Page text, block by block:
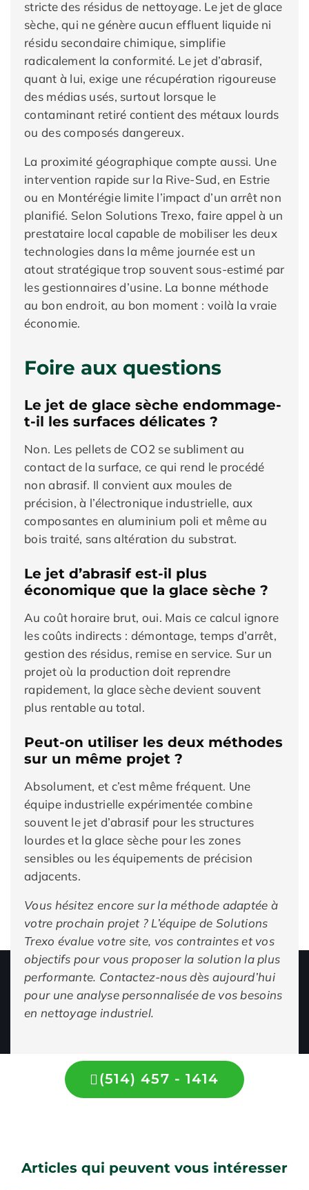
stricte des résidus de nettoyage. Le jet de glace
sèche, qui ne génère aucun effluent liquide ni
résidu secondaire chimique, simplifie
radicalement la conformité. Le jet d’abrasif,
quant à lui, exige une récupération rigoureuse
des médias usés, surtout lorsque le
contaminant retiré contient des métaux lourds
ou des composés dangereux.
La proximité géographique compte aussi. Une
intervention rapide sur la Rive-Sud, en Estrie
ou en Montérégie limite l’impact d’un arrêt non
planifié. Selon Solutions Trexo, faire appel à un
prestataire local capable de mobiliser les deux
technologies dans la même journée est un
atout stratégique trop souvent sous-estimé par
les gestionnaires d’usine. La bonne méthode
au bon endroit, au bon moment : voilà la vraie
économie.
Foire aux questions
Le jet de glace sèche endommage-
t-il les surfaces délicates ?
Non. Les pellets de CO2 se subliment au
contact de la surface, ce qui rend le procédé
non abrasif. Il convient aux moules de
précision, à l’électronique industrielle, aux
composantes en aluminium poli et même au
bois traité, sans altération du substrat.
Le jet d’abrasif est-il plus
économique que la glace sèche ?
Au coût horaire brut, oui. Mais ce calcul ignore
les coûts indirects : démontage, temps d’arrêt,
gestion des résidus, remise en service. Sur un
projet où la production doit reprendre
rapidement, la glace sèche devient souvent
plus rentable au total.
Peut-on utiliser les deux méthodes
sur un même projet ?
Absolument, et c’est même fréquent. Une
équipe industrielle expérimentée combine
souvent le jet d’abrasif pour les structures
lourdes et la glace sèche pour les zones
sensibles ou les équipements de précision
adjacents.
Vous hésitez encore sur la méthode adaptée à
votre prochain projet ? L’équipe de Solutions
Trexo évalue votre site, vos contraintes et vos
objectifs pour vous proposer la solution la plus
performante. Contactez-nous dès aujourd’hui
pour une analyse personnalisée de vos besoins
en nettoyage industriel.
(514) 457 - 1414
Articles qui peuvent vous intéresser